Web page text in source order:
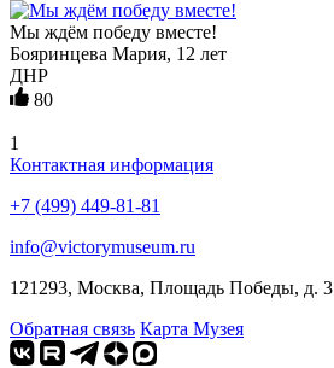
Мы ждём победу вместе!
Бояринцева Мария, 12 лет
ДНР
80
1
Контактная информация
+7 (499) 449-81-81
info@victorymuseum.ru
121293, Москва, Площадь Победы, д. 3
Обратная связь Карта Музея